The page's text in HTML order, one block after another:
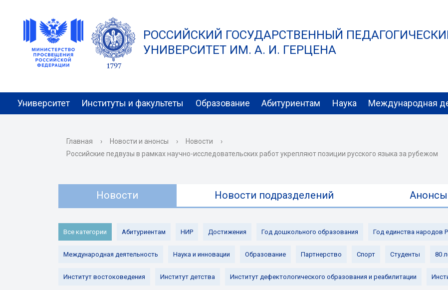
РОССИЙСКИЙ ГОСУДАРСТВЕННЫЙ
УНИВЕРСИТЕТ ИМ. А. И. ГЕРЦЕНА
Университет Институты и факультеты Образование Абитуриентам Наука Международная
Главная › Новости и анонсы › Новости
›
Российские педвузы в рамках научно-исследовательских работ укрепляют позиции русского языка за рубежом
Новости Новости подразделений Анонсы
Все категории Абитуриентам НИР Достижения Год дошкольного образования Год единства народов
Международная деятельность Наука и инновации Образование Партнерство Спорт Студенты 80
Институт востоковедения Институт детства Институт дефектологического образования и реабилитации